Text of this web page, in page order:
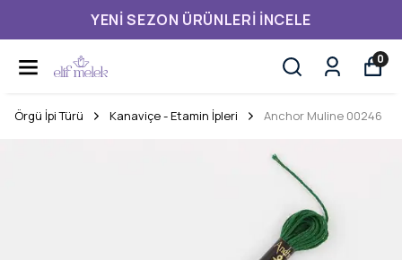
YENI SEZON ÜRÜNLERI İNCELE
0
Örgü İpi Türü Kanaviçe - Etamin İpleri Anchor Muline 00246